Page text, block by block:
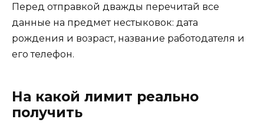
Перед отправкой дважды перечитай все
данные на предмет нестыковок: дата
рождения и возраст, название работодателя и
его телефон.
На какой лимит реально
получить